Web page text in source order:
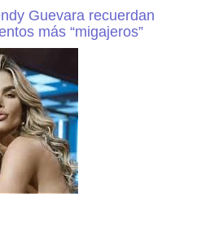
Guevara recuerdan
más “migajeros”